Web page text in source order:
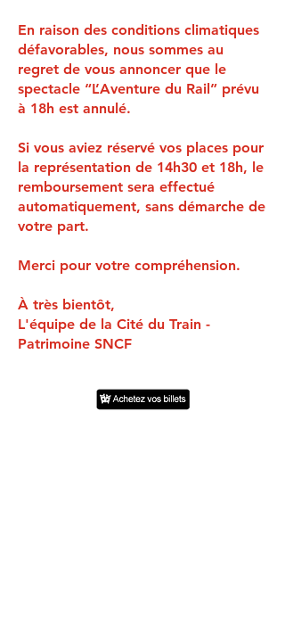
En raison des conditions climatiques
défavorables, nous sommes au
regret de vous annoncer que le
spectacle “L’Aventure du Rail” prévu
à 18h est annulé.
Si vous aviez réservé vos places pour
la représentation de 14h30 et 18h, le
remboursement sera effectué
automatiquement, sans démarche de
votre part.
Merci pour votre compréhension.
À très bientôt,
L'équipe de la Cité du Train -
Patrimoine SNCF